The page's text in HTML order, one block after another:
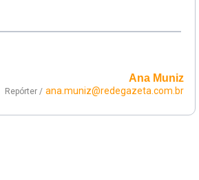
Ana Muniz
Repórter / ana.muniz@redegazeta.com.br